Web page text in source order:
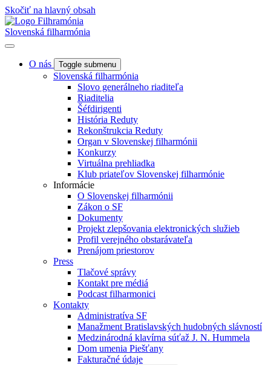
Skočiť na hlavný obsah
Slovenská filharmónia
O nás Toggle submenu
Slovenská filharmónia
Slovo generálneho riaditeľa
Riaditelia
Šéfdirigenti
História Reduty
Rekonštrukcia Reduty
Organ v Slovenskej filharmónii
Konkurzy
Virtuálna prehliadka
Klub priateľov Slovenskej filharmónie
Informácie
O Slovenskej filharmónii
Zákon o SF
Dokumenty
Projekt zlepšovania elektronických služieb
Profil verejného obstarávateľa
Prenájom priestorov
Press
Tlačové správy
Kontakt pre médiá
Podcast filharmonici
Kontakty
Administratíva SF
Manažment Bratislavských hudobných slávností
Medzinárodná klavírna súťaž J. N. Hummela
Dom umenia Piešťany
Fakturačné údaje